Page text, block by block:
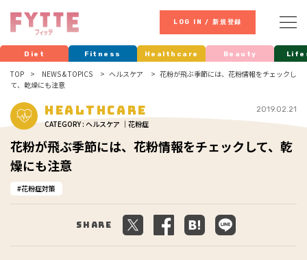
LOG IN / 新規登録
Diet Fitness Healthcare Beauty
TOP NEWS & TOPICS ヘルスケア
花粉が飛ぶ季節には、花粉情報をチェックし
て、乾燥にも注意
Healthcare
CATEGORY : ヘルスケア ｜花粉症
2019.02.21
花粉が飛ぶ季節には、花粉情報をチェックして、乾
燥にも注意
花粉症対策
Share